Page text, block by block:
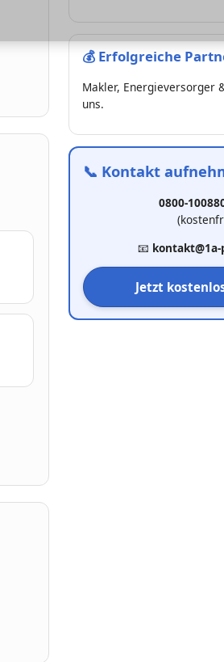
💰 Erfolgreiche
Makler, Energieversorger
uns.
📞 Kontakt
0800-
📧
Jetzt